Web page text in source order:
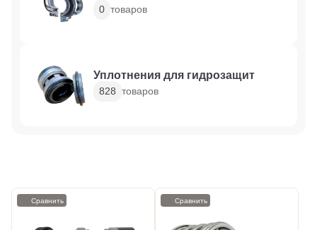
0 товаров
Уплотнения для гидрозащит
828 товаров
Сравнить Сравнить